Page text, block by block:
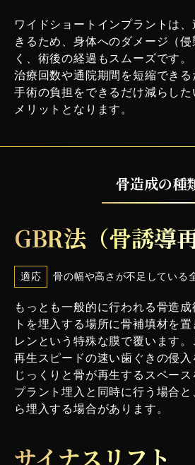
ワイドショートインプラントは
きるため、身体へのダメージ（
く、術後の経過もスムーズです。
治療回数や通院期間を短縮でき
手術の負担をできるだけ減らし
メリットとなります。
骨造成の種
GBR法（骨誘導
適応 骨の幅や高さが不足している
もっとも一般的に行われる骨造
トを埋入する場所に骨補填材を
レンという特殊な膜で覆います。
再生スピードの速い歯ぐきの侵
じっくりと骨が再生するスペー
プラント埋入と同時に行う場合
ら埋入する場合があります。
サイナスリフト